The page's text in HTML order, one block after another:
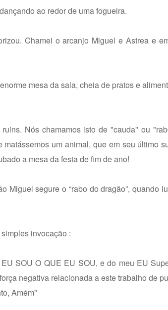
ao redor de uma fogueira.
Chamei o arcanjo Miguel e Astrea e
mesa da sala, cheia de pratos e
Nós chamamos isto de "cauda" ou
um animal, que em seu último
a mesa da festa de fim de ano!
Miguel segure o “rabo do dragão”, quando
invocação :
SOU O QUE EU SOU, e do meu EU
negativa relacionada a este trabalho de
Amém"